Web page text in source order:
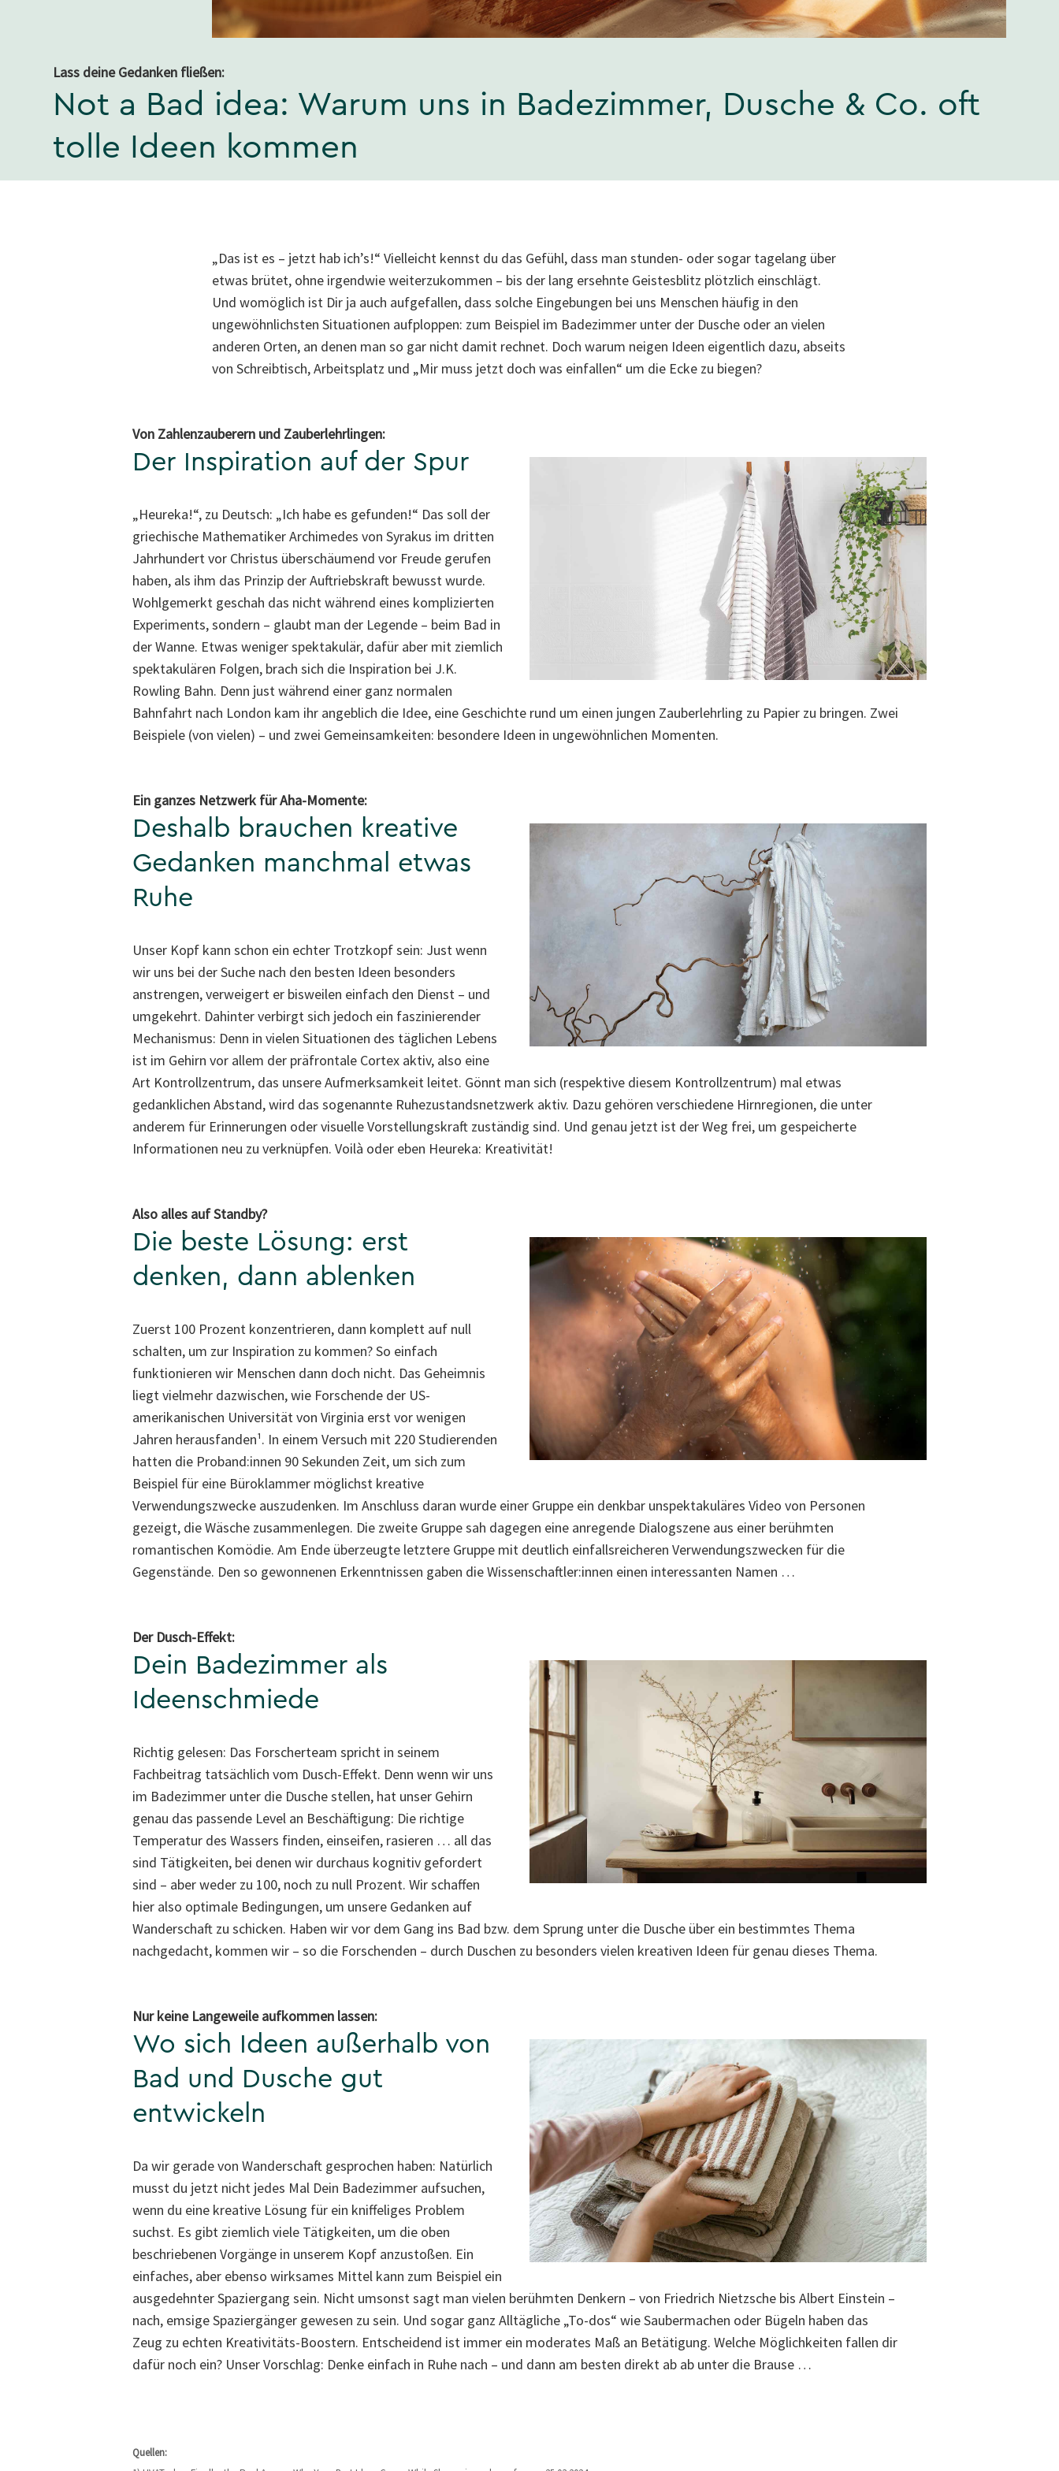
Lass deine Gedanken fließen:
Not a Bad idea: Warum uns in Badezimmer, Dusche & Co. oft
tolle Ideen kommen
„Das ist es – jetzt hab ich’s!“ Vielleicht kennst du das Gefühl, dass man stunden- oder sogar tagelang über
etwas brütet, ohne irgendwie weiterzukommen – bis der lang ersehnte Geistesblitz plötzlich einschlägt.
Und womöglich ist Dir ja auch aufgefallen, dass solche Eingebungen bei uns Menschen häufig in den
ungewöhnlichsten Situationen aufploppen: zum Beispiel im Badezimmer unter der Dusche oder an vielen
anderen Orten, an denen man so gar nicht damit rechnet. Doch warum neigen Ideen eigentlich dazu, abseits
von Schreibtisch, Arbeitsplatz und „Mir muss jetzt doch was einfallen“ um die Ecke zu biegen?
Von Zahlenzauberern und Zauberlehrlingen:
Der Inspiration auf der Spur
„Heureka!“, zu Deutsch: „Ich habe es gefunden!“ Das soll der
griechische Mathematiker Archimedes von Syrakus im dritten
Jahrhundert vor Christus überschäumend vor Freude gerufen
haben, als ihm das Prinzip der Auftriebskraft bewusst wurde.
Wohlgemerkt geschah das nicht während eines komplizierten
Experiments, sondern – glaubt man der Legende – beim Bad in
der Wanne. Etwas weniger spektakulär, dafür aber mit ziemlich
spektakulären Folgen, brach sich die Inspiration bei J.K.
Rowling Bahn. Denn just während einer ganz normalen
Bahnfahrt nach London kam ihr angeblich die Idee, eine Geschichte rund um einen jungen Zauberlehrling zu Papier zu bringen. Zwei
Beispiele (von vielen) – und zwei Gemeinsamkeiten: besondere Ideen in ungewöhnlichen Momenten.
Ein ganzes Netzwerk für Aha-Momente:
Deshalb brauchen kreative
Gedanken manchmal etwas
Ruhe
Unser Kopf kann schon ein echter Trotzkopf sein: Just wenn
wir uns bei der Suche nach den besten Ideen besonders
anstrengen, verweigert er bisweilen einfach den Dienst – und
umgekehrt. Dahinter verbirgt sich jedoch ein faszinierender
Mechanismus: Denn in vielen Situationen des täglichen Lebens
ist im Gehirn vor allem der präfrontale Cortex aktiv, also eine
Art Kontrollzentrum, das unsere Aufmerksamkeit leitet. Gönnt man sich (respektive diesem Kontrollzentrum) mal etwas
gedanklichen Abstand, wird das sogenannte Ruhezustandsnetzwerk aktiv. Dazu gehören verschiedene Hirnregionen, die unter
anderem für Erinnerungen oder visuelle Vorstellungskraft zuständig sind. Und genau jetzt ist der Weg frei, um gespeicherte
Informationen neu zu verknüpfen. Voilà oder eben Heureka: Kreativität!
Also alles auf Standby?
Die beste Lösung: erst
denken, dann ablenken
Zuerst 100 Prozent konzentrieren, dann komplett auf null
schalten, um zur Inspiration zu kommen? So einfach
funktionieren wir Menschen dann doch nicht. Das Geheimnis
liegt vielmehr dazwischen, wie Forschende der US-
amerikanischen Universität von Virginia erst vor wenigen
Jahren herausfanden¹. In einem Versuch mit 220 Studierenden
hatten die Proband:innen 90 Sekunden Zeit, um sich zum
Beispiel für eine Büroklammer möglichst kreative
Verwendungszwecke auszudenken. Im Anschluss daran wurde einer Gruppe ein denkbar unspektakuläres Video von Personen
gezeigt, die Wäsche zusammenlegen. Die zweite Gruppe sah dagegen eine anregende Dialogszene aus einer berühmten
romantischen Komödie. Am Ende überzeugte letztere Gruppe mit deutlich einfallsreicheren Verwendungszwecken für die
Gegenstände. Den so gewonnenen Erkenntnissen gaben die Wissenschaftler:innen einen interessanten Namen …
Der Dusch-Effekt:
Dein Badezimmer als
Ideenschmiede
Richtig gelesen: Das Forscherteam spricht in seinem
Fachbeitrag tatsächlich vom Dusch-Effekt. Denn wenn wir uns
im Badezimmer unter die Dusche stellen, hat unser Gehirn
genau das passende Level an Beschäftigung: Die richtige
Temperatur des Wassers finden, einseifen, rasieren … all das
sind Tätigkeiten, bei denen wir durchaus kognitiv gefordert
sind – aber weder zu 100, noch zu null Prozent. Wir schaffen
hier also optimale Bedingungen, um unsere Gedanken auf
Wanderschaft zu schicken. Haben wir vor dem Gang ins Bad bzw. dem Sprung unter die Dusche über ein bestimmtes Thema
nachgedacht, kommen wir – so die Forschenden – durch Duschen zu besonders vielen kreativen Ideen für genau dieses Thema.
Nur keine Langeweile aufkommen lassen:
Wo sich Ideen außerhalb von
Bad und Dusche gut
entwickeln
Da wir gerade von Wanderschaft gesprochen haben: Natürlich
musst du jetzt nicht jedes Mal Dein Badezimmer aufsuchen,
wenn du eine kreative Lösung für ein kniffeliges Problem
suchst. Es gibt ziemlich viele Tätigkeiten, um die oben
beschriebenen Vorgänge in unserem Kopf anzustoßen. Ein
einfaches, aber ebenso wirksames Mittel kann zum Beispiel ein
ausgedehnter Spaziergang sein. Nicht umsonst sagt man vielen berühmten Denkern – von Friedrich Nietzsche bis Albert Einstein –
nach, emsige Spaziergänger gewesen zu sein. Und sogar ganz Alltägliche „To-dos“ wie Saubermachen oder Bügeln haben das
Zeug zu echten Kreativitäts-Boostern. Entscheidend ist immer ein moderates Maß an Betätigung. Welche Möglichkeiten fallen dir
dafür noch ein? Unser Vorschlag: Denke einfach in Ruhe nach – und dann am besten direkt ab ab unter die Brause …
Quellen: